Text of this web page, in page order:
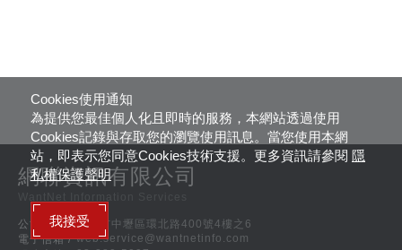
Cookies使用通知
為提供您最佳個人化且即時的服務，本網站透過使用
Cookies記錄與存取您的瀏覽使用訊息。當您使用本網
站，即表示您同意Cookies技術支援。更多資訊請參閱 隱
私權保護聲明
我接受
網聯資訊有限公司
公司地址 / 桃園市中壢區環北路400號4樓之6
電子信箱 / web.service@wantnetinfo.com